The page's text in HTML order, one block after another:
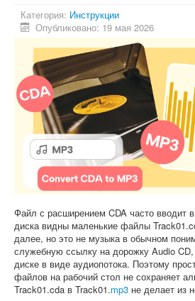
Процессоры
Инструкции
Рейтинги
Конференция
Системные программы
Софт
Категория: Инструкции
Опубликовано: 19 мая 2026
Файл с расширением CDA часто вводит
диска видны маленькие файлы
далее, но это не музыка в обычном
служебную ссылку на дорожку Audio
диске в виде аудиопотока. Поэтому
файлов на рабочий стол не сохраняет
Track01.cda в Track01.mp3 не делает из